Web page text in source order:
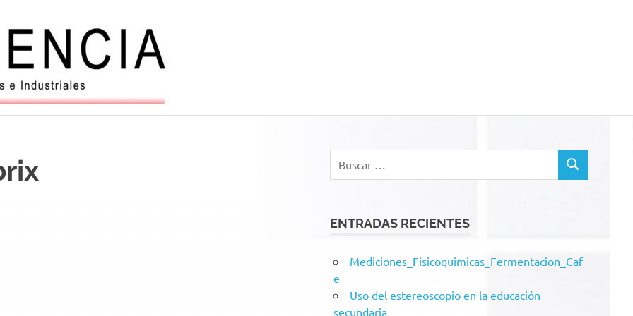
automatizacion
BUSCAR
ENTRADAS RECIENTES
Mediciones_Fisicoquimicas_Fermentacion_Caf
e
Uso del estereoscopio en la educación
secundaria